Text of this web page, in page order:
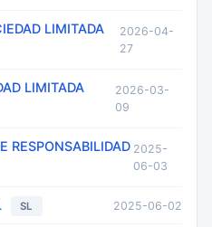
LIMITADA
2026-04-
27
LIMITADA
2026-03-
09
RESPONSABILIDAD 2025-
06-03
SL 2025-06-02